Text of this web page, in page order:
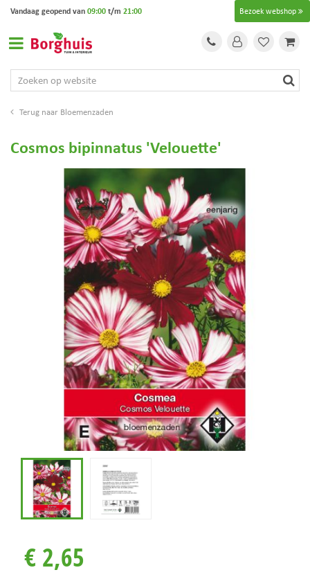
Bloemenzaden
Bezoek webshop
Vandaag geopend van09:00t/m 21:00
Cosmos bipinnatus 'Velouette'
€ 2,65